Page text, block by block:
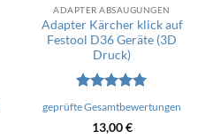
ADAPTER ABSAUGUNGEN
Adapter Kärcher klick auf
Festool D36 Geräte (3D
Druck)
Bewertet
mit5von
geprüfte Gesamtbewertungen
13,00€